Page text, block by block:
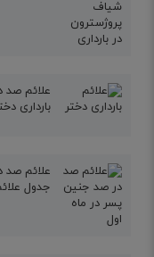
علائم صد
بارداری
علائم صد
جدول